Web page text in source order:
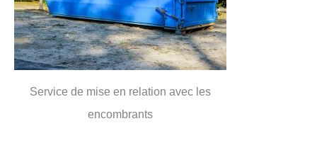
Service de mise en relation avec les
encombrants